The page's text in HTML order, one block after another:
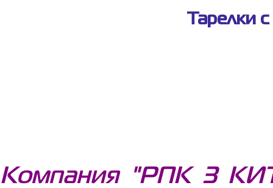
Тарелки
Компания "РПК 3